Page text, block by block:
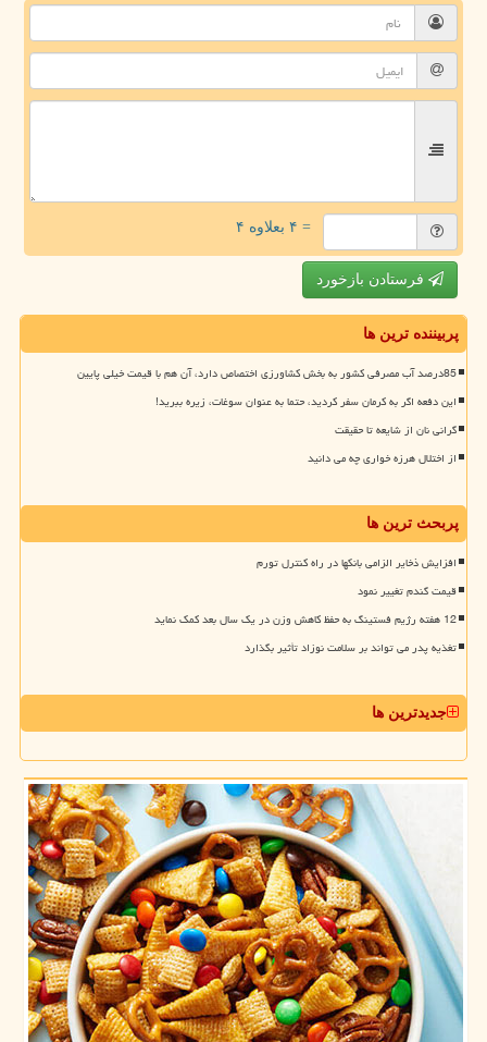
= ۴ بعلاوه ۴
فرستادن بازخورد
پربیننده ترین ها
85درصد آب مصرفی کشور به بخش کشاورزی اختصاص دارد، آن هم با قیمت خیلی پایین
این دفعه اگر به کرمان سفر کردید، حتما به عنوان سوغات، زیره ببرید!
گرانی نان از شایعه تا حقیقت
از اختلال هرزه خواری چه می دانید
پربحث ترین ها
افزایش ذخایر الزامی بانکها در راه کنترل تورم
قیمت گندم تغییر نمود
12 هفته رژیم فستینگ به حفظ کاهش وزن در یک سال بعد کمک نماید
تغذیه پدر می تواند بر سلامت نوزاد تأثیر بگذارد
جدیدترین ها